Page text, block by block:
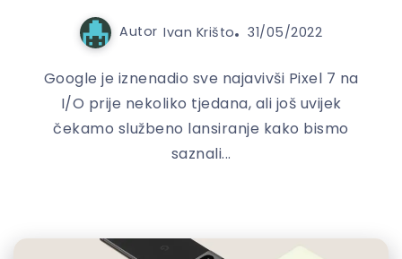
Autor Ivan Krišto 31/05/2022
Google je iznenadio sve najavivši Pixel 7 na
I/O prije nekoliko tjedana, ali još uvijek
čekamo službeno lansiranje kako bismo
saznali...